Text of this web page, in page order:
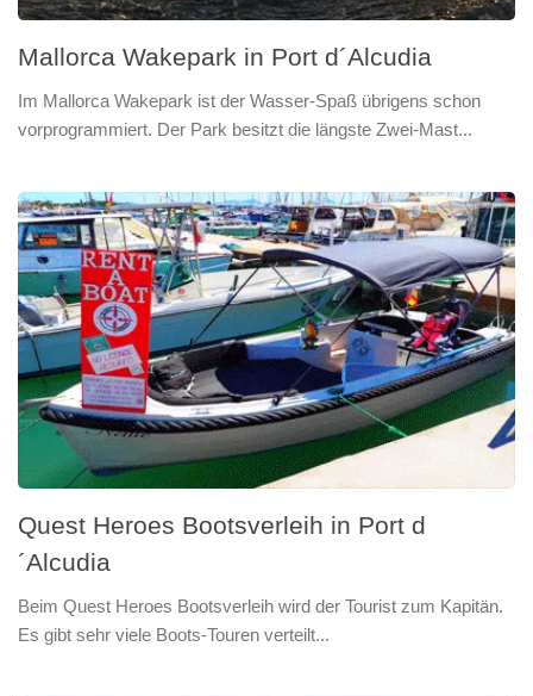
Mallorca Wakepark in Port d´Alcudia
Im Mallorca Wakepark ist der Wasser-Spaß übrigens schon
vorprogrammiert. Der Park besitzt die längste Zwei-Mast...
Quest Heroes Bootsverleih in Port d
´Alcudia
Beim Quest Heroes Bootsverleih wird der Tourist zum Kapitän.
Es gibt sehr viele Boots-Touren verteilt...